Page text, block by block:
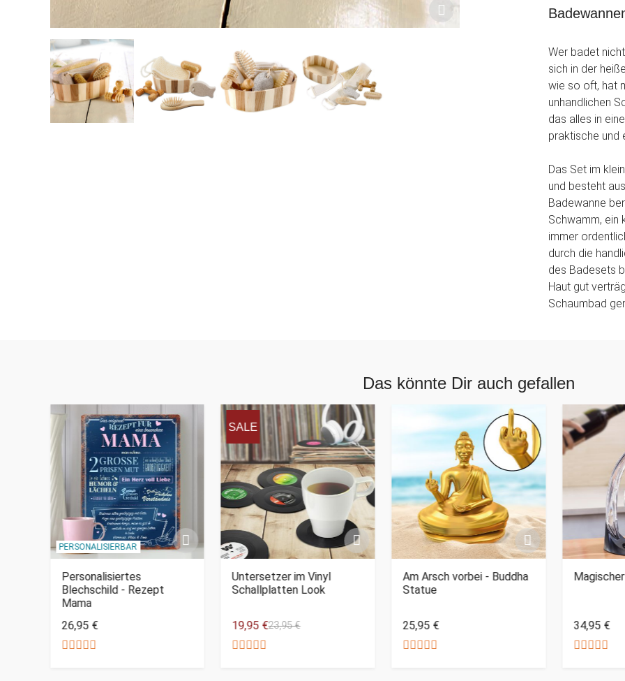
Wer badet
sich in der
wie so oft, hat
unhandlichen
das alles in
praktische und
Das Set im
und besteht
Badewanne
Schwamm, ein
immer
durch die
des Badesets
Haut gut
Schaumbad
Das könnte Dir auch gefallen
PERSONALISIERBAR
Personalisiertes
Blechschild - Rezept
Mama
26,95 €
SALE
Untersetzer im Vinyl
Schallplatten Look
19,95 €23,95 €
Am Arsch vorbei - Buddha
Statue
25,95 € 34,95 €